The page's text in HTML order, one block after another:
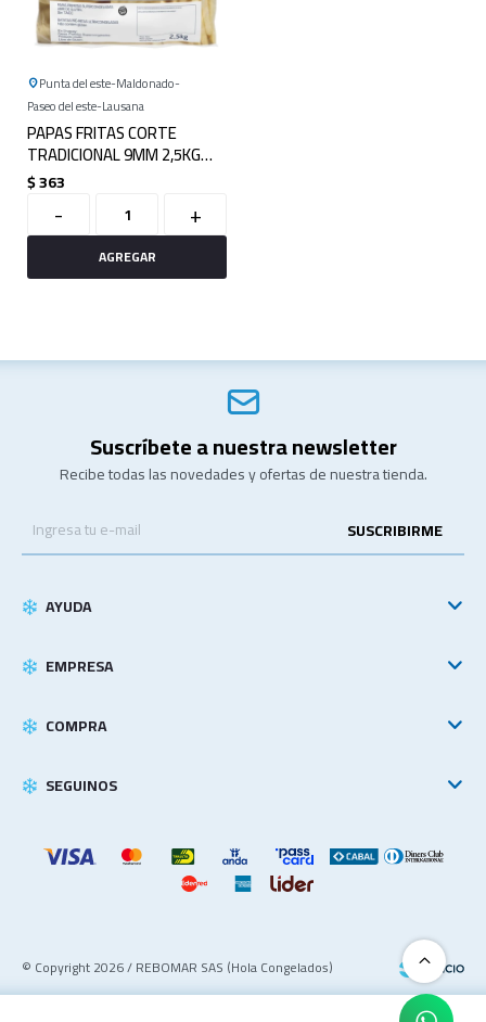
Punta del este Maldonado
Paseo del este Lausana
PAPAS FRITAS CORTE
TRADICIONAL 9MM 2,5KG
LAMB WESTON
$363
- +
Suscríbete a nuestra newsletter
Recibe todas las novedades y ofertas de nuestra tienda.
SUSCRIBIRME
AYUDA
EMPRESA
COMPRA
SEGUINOS
© Copyright 2026 / REBOMAR SAS (Hola Congelados)